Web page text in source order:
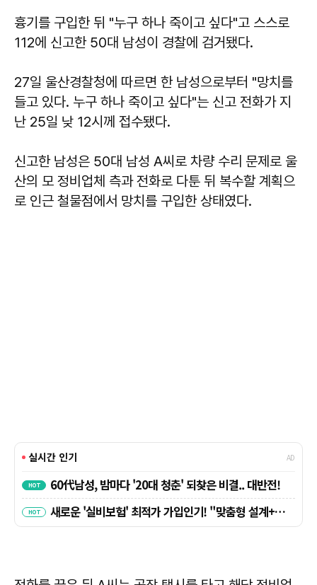
흉기를 구입한 뒤 "누구 하나 죽이고 싶다"고 스스로
112에 신고한 50대 남성이 경찰에 검거됐다.
27일 울산경찰청에 따르면 한 남성으로부터 "망치를
들고 있다. 누구 하나 죽이고 싶다"는 신고 전화가 지
난 25일 낮 12시께 접수됐다.
신고한 남성은 50대 남성 A씨로 차량 수리 문제로 울
산의 모 정비업체 측과 전화로 다툰 뒤 복수할 계획으
로 인근 철물점에서 망치를 구입한 상태였다.